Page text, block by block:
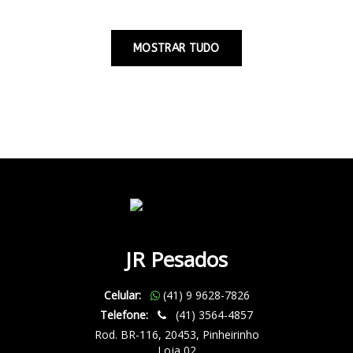
MOSTRAR TUDO
JR Pesados
Celular:
(41) 9 9628-7826
Telefone:
(41) 3564-4857
Rod. BR-116, 20453, Pinheirinho